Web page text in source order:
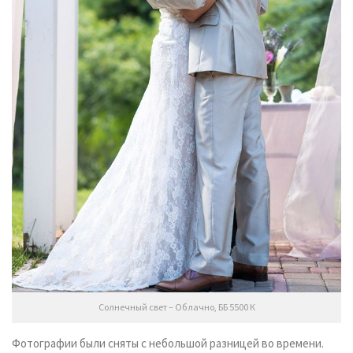
Солнечный свет – Облачно, ББ 5500 К
Фотографии были сняты с небольшой разницей во времени.